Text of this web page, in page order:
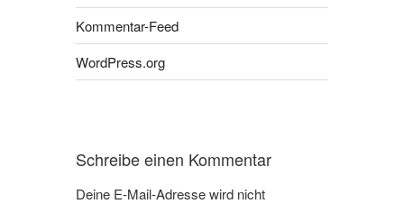
Kommentar-Feed
WordPress.org
Schreibe einen Kommentar
Deine E-Mail-Adresse wird nicht